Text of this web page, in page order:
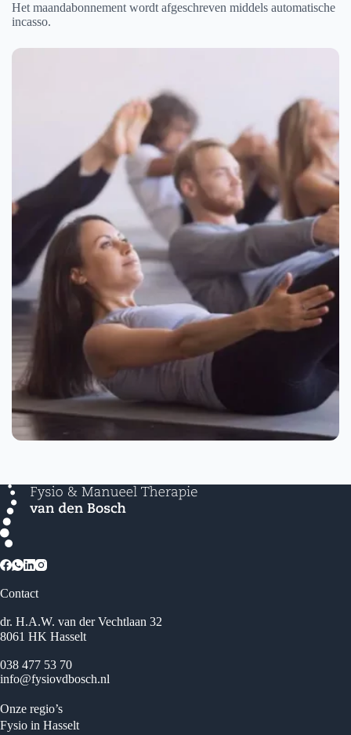
Het maandabonnement wordt afgeschreven middels automatische
incasso.
Contact
dr. H.A.W. van der Vechtlaan 32
8061 HK Hasselt
038 477 53 70
info@fysiovdbosch.nl
Onze regio’s
Fysio in Hasselt